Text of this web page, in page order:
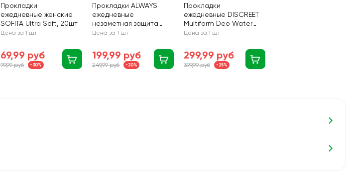
Прокладки
ежедневные женские
SOFITA Ultra Soft, 20шт
Цена за 1 шт
69,99 руб
99,99 руб -30%
Прокладки ALWAYS
ежедневные
незаметная защита
16шт.
Цена за 1 шт
199,99 руб
249,99 руб -20%
Прокладки
ежедневные DISCREET
Multiform Deo Water
Lily, 60шт
Цена за 1 шт
299,99 руб
399,99 руб -25%